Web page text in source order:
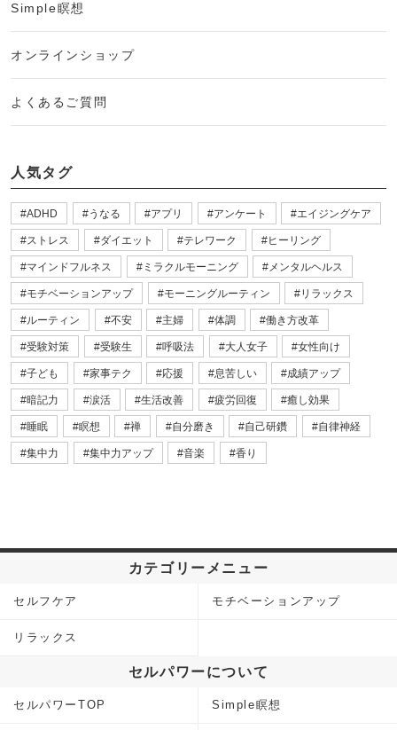
Simple瞑想
オンラインショップ
よくあるご質問
人気タグ
ADHD うなる アプリ アンケート エイジングケア
ストレス ダイエット テレワーク ヒーリング
マインドフルネス ミラクルモーニング メンタルヘルス
モチベーションアップ モーニングルーティン リラックス
ルーティン 不安 主婦 体調 働き方改革
受験対策 受験生 呼吸法 大人女子 女性向け
子ども 家事テク 応援 息苦しい 成績アップ
暗記力 涙活 生活改善 疲労回復 癒し効果
睡眠 瞑想 禅 自分磨き 自己研鑽 自律神経
集中力 集中力アップ 音楽 香り
カテゴリーメニュー
セルフケア モチベーションアップ
リラックス
セルパワーについて
セルパワーTOP Simple瞑想